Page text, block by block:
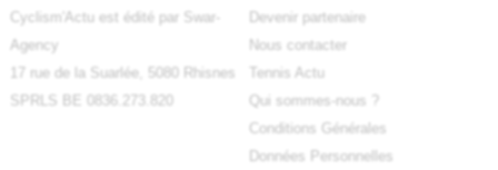
Cyclism'Actu est édité par Swar-
Agency
17 rue de la Suarlée, 5080 Rhisnes
SPRLS BE 0836.273.820
Devenir partenaire
Nous contacter
Tennis Actu
Qui sommes-nous ?
Conditions Générales
Données Personnelles